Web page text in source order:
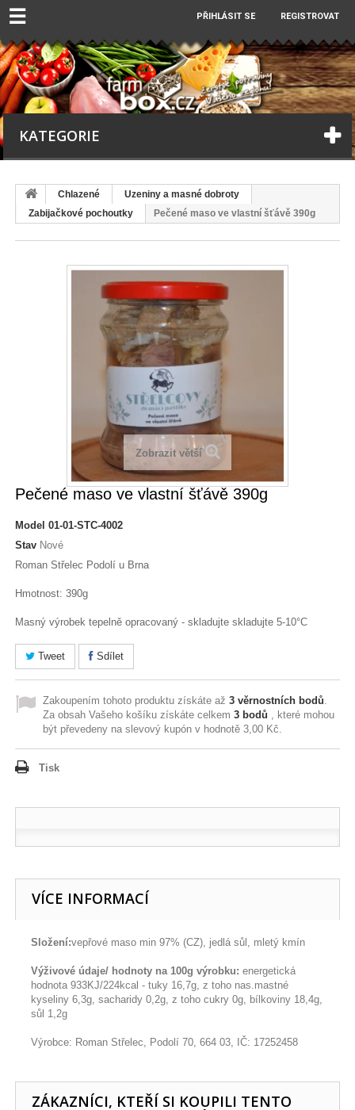
☰ PŘIHLÁSIT SE REGISTROVAT
KATEGORIE
Chlazené
Uzeniny a masné dobroty
Zabijačkové pochoutky
Pečené maso ve vlastní šťávě 390g
Zobrazit větší
Pečené maso ve vlastní šťávě 390g
Model 01-01-STC-4002
Stav Nové
Roman Střelec Podolí u Brna
Hmotnost: 390g
Masný výrobek tepelně opracovaný - skladujte skladujte 5-10°C
Tweet Sdílet
Zakoupením tohoto produktu získáte až3 věrnostních bodů
Za obsah Vašeho košíku získáte celkem3 bodů , které mohou
být převedeny na slevový kupón v hodnotě3,00 Kč
Tisk
VÍCE INFORMACÍ
Složení:vepřové maso min 97% (CZ), jedlá sůl, mletý kmín
Výživové údaje/ hodnoty na 100g výrobku: energetická
hodnota 933KJ/224kcal - tuky 16,7g, z toho nas.mastné
kyseliny 6,3g, sacharidy 0,2g, z toho cukry 0g, bílkoviny 18,4g,
sůl 1,2g
Výrobce: Roman Střelec, Podolí 70, 664 03, IČ: 17252458
ZÁKAZNÍCI, KTEŘÍ SI KOUPILI TENTO